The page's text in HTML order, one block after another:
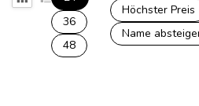
36
48
Höchster Preis
Name